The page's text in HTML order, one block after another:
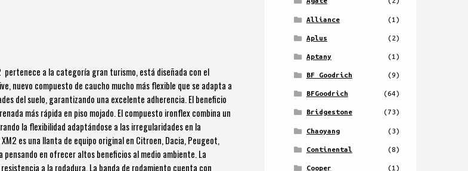
pertenece a la categoría gran turismo, está diseñada con el
nuevo compuesto de caucho mucho más flexible que se adapta a
del suelo, garantizando una excelente adherencia. El beneficio
más rápida en piso mojado. El compuesto ironflex combina un
la flexibilidad adaptándose a las irregularidades en la
es una llanta de equipo original en Citroen, Dacia, Peugeot,
pensando en ofrecer altos beneficios al medio ambiente. La
a la rodadura. La banda de rodamiento cuenta con
Alliance (1)
Aplus (2)
Aptany (1)
BF Goodrich (9)
BFGoodrich (64)
Bridgestone (73)
Chaoyang (3)
Continental (8)
Cooper (1)